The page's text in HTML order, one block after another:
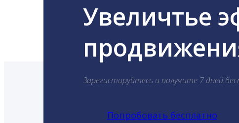
Увеличтье
Зарегистируйтесь и получите 7 дней
Попробовать бесплатно